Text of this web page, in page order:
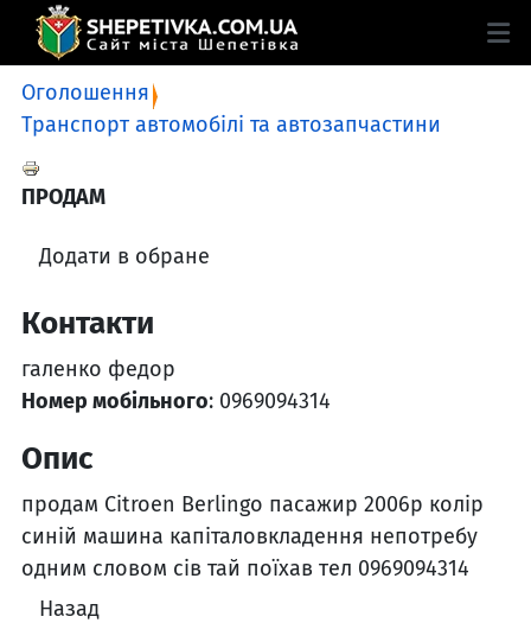
Оголошення
Транспорт автомобілі та автозапчастини
ПРОДАМ
Додати в обране
Контакти
галенко федор
Номер мобільного: 0969094314
Опис
продам Citroen Berlingo пасажир 2006р колір
синій машина капіталовкладення непотребу
одним словом сів тай поїхав тел 0969094314
Назад